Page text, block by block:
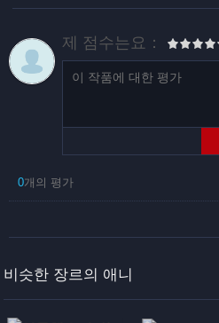
제 점수는요：
0개의 평가
비슷한 장르의 애니